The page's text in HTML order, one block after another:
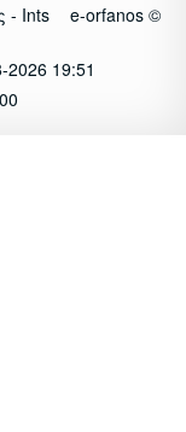
e-orfanos ©
19:51